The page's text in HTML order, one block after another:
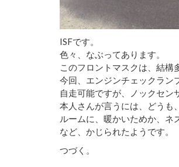
ISFです。
色々、なぶってあります。
このフロントマスクは、結構
今回、エンジンチェックラン
自走可能ですが、ノックセン
本人さんが言うには、どうも
ルームに、暖かいためか、ネ
など、かじられたようです。
つづく。